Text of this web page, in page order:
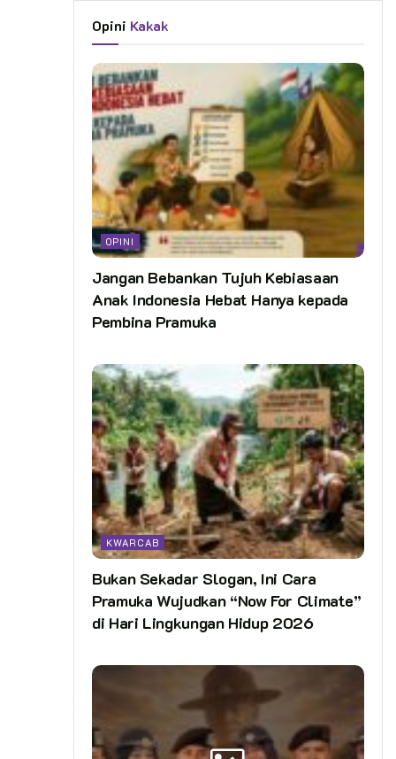
Opini Kakak
OPINI
Jangan Bebankan Tujuh Kebiasaan
Anak Indonesia Hebat Hanya kepada
Pembina Pramuka
KWARCAB
Bukan Sekadar Slogan, Ini Cara
Pramuka Wujudkan “Now For Climate”
di Hari Lingkungan Hidup 2026